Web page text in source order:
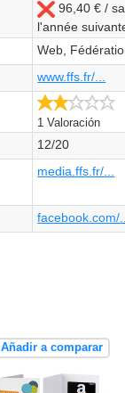
No
96,40 € /
l'année
Web,
www.ffs.fr/...
1 Valoración
12/20
media.ffs.fr/...
facebook.com/...
Añadir a comparar